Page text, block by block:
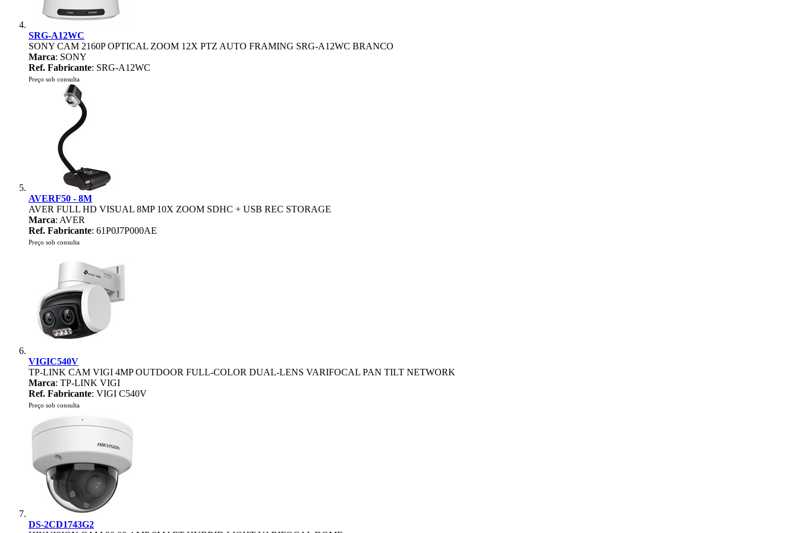
SRG-A12WC
SONY CAM 2160P OPTICAL ZOOM 12X PTZ AUTO FRAMING SRG-A12WC BRANCO
Marca: SONY
Ref. Fabricante: SRG-A12WC
Preço sob consulta
AVERF50 - 8M
AVER FULL HD VISUAL 8MP 10X ZOOM SDHC + USB REC STORAGE
Marca: AVER
Ref. Fabricante: 61P0J7P000AE
Preço sob consulta
VIGIC540V
TP-LINK CAM VIGI 4MP OUTDOOR FULL-COLOR DUAL-LENS VARIFOCAL PAN TILT NETWORK
Marca: TP-LINK VIGI
Ref. Fabricante: VIGI C540V
Preço sob consulta
DS-2CD1743G2